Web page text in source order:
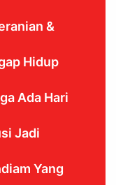
&
Hidup
Ada Hari
Jadi
Yang